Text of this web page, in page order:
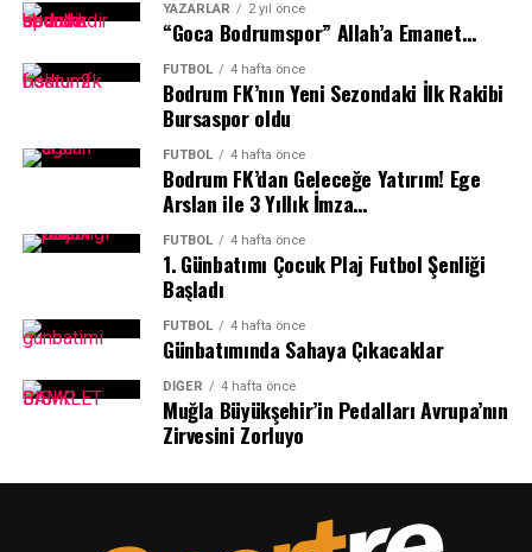
YAZARLAR 2 yıl önce
“Goca Bodrumspor” Allah’a Emanet…
FUTBOL 4 hafta önce
Bodrum FK’nın Yeni Sezondaki İlk Rakibi
Bursaspor oldu
FUTBOL 4 hafta önce
Bodrum FK’dan Geleceğe Yatırım! Ege
Arslan ile 3 Yıllık İmza…
FUTBOL 4 hafta önce
1.⁠ ⁠Günbatımı Çocuk Plaj Futbol Şenliği
Başladı
FUTBOL 4 hafta önce
Günbatımında Sahaya Çıkacaklar
DIĞER 4 hafta önce
Muğla Büyükşehir’in Pedalları Avrupa’nın
Zirvesini Zorluyo